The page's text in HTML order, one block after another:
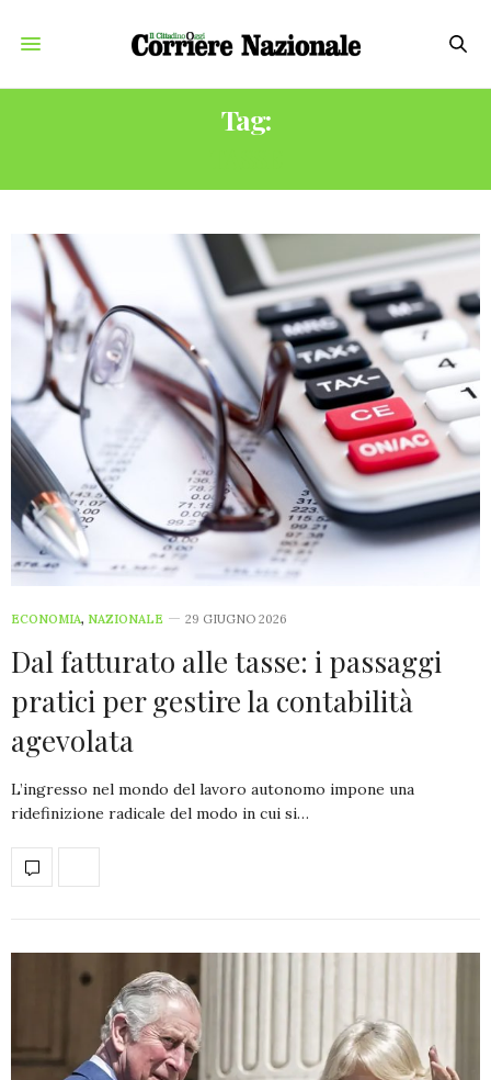
Tag:
ECONOMIA, NAZIONALE 29 GIUGNO 2026
Dal fatturato alle tasse: i passaggi
pratici per gestire la contabilità
agevolata
L’ingresso nel mondo del lavoro autonomo impone una
ridefinizione radicale del modo in cui si…